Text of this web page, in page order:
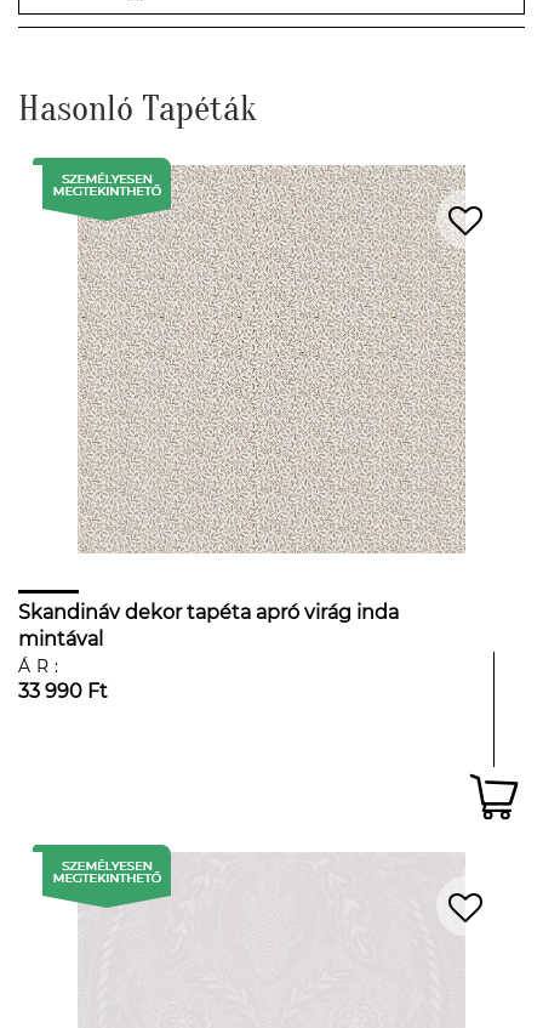
Hasonló Tapéták
Skandináv dekor tapéta apró virág inda
mintával
ÁR:
33 990 Ft